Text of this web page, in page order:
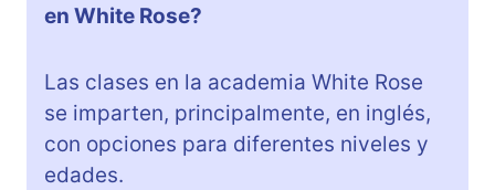
en White Rose?
Las clases en la academia White Rose
se imparten, principalmente, en inglés,
con opciones para diferentes niveles y
edades.